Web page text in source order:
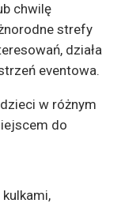
chwilę
strefy
działa
eventowa.
w różnym
do
kulkami,